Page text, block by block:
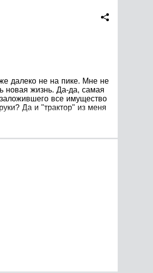
далеко не на пике. Мне не
новая жизнь. Да-да, самая
все имущество
Да и "трактор" из меня